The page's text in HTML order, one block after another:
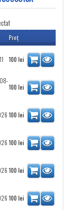
Preţ
100 lei
100 lei
100 lei
100 lei
100 lei
100 lei